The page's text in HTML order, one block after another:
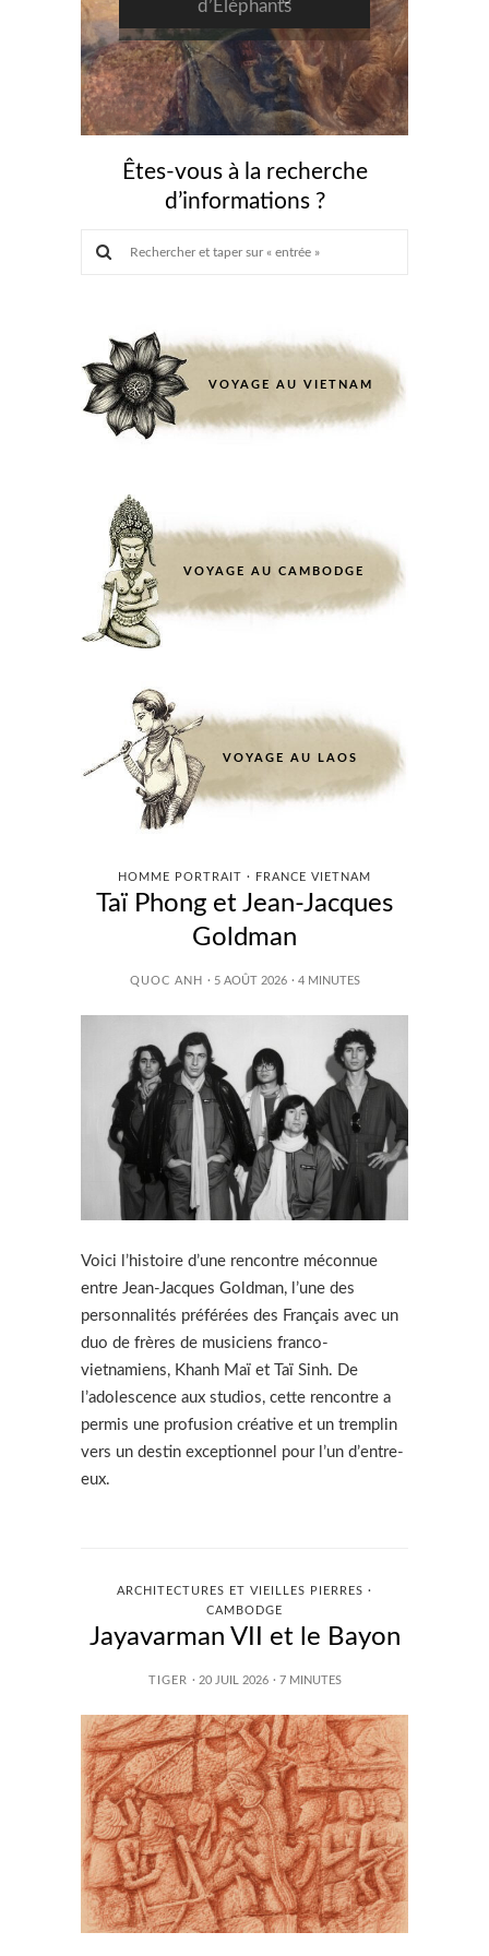
d’Éléphants
prev next
Êtes-vous à la recherche
d’informations ?
VOYAGE AU VIETNAM
VOYAGE AU CAMBODGE
VOYAGE AU LAOS
HOMME PORTRAIT · FRANCE VIETNAM
Taï Phong et Jean-Jacques
Goldman
QUOC ANH · 5 AOÛT 2026 · 4 MINUTES
Voici l’histoire d’une rencontre méconnue
entre Jean-Jacques Goldman, l’une des
personnalités préférées des Français avec un
duo de frères de musiciens franco-
vietnamiens, Khanh Maï et Taï Sinh. De
l’adolescence aux studios, cette rencontre a
permis une profusion créative et un tremplin
vers un destin exceptionnel pour l’un d’entre-
eux.
ARCHITECTURES ET VIEILLES PIERRES ·
CAMBODGE
Jayavarman VII et le Bayon
TIGER · 20 JUIL 2026 · 7 MINUTES